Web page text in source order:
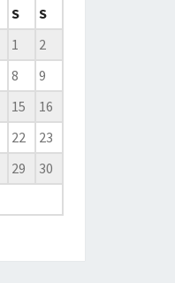
S
S
1
2
8
9
15
16
22
23
29
30